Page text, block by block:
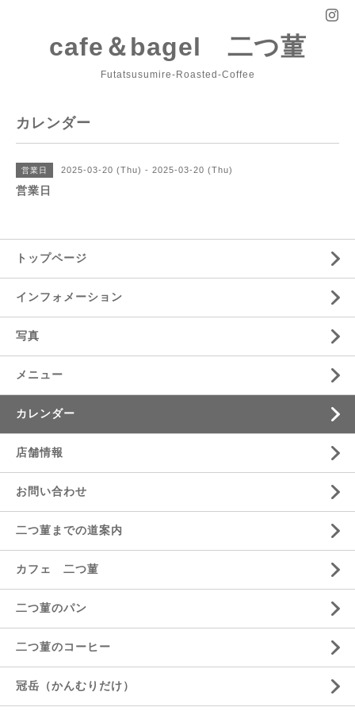
cafe＆bagel 二つ菫
Futatsusumire-Roasted-Coffee
カレンダー
営業日 2025-03-20 (Thu) - 2025-03-20 (Thu)
営業日
トップページ
インフォメーション
写真
メニュー
カレンダー
店舗情報
お問い合わせ
二つ菫までの道案内
カフェ 二つ菫
二つ菫のパン
二つ菫のコーヒー
冠岳（かんむりだけ）